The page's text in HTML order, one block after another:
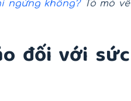
ngừng không?Tò mò về
đối với sức